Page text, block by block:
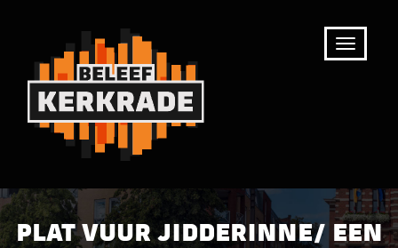
PLAT VUUR JIDDERINNE/ EEN